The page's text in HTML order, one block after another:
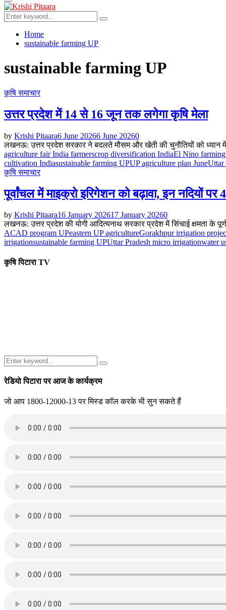
Primary
Menu
Search
for:
Search
Home
sustainable farming UP
sustainable farming UP
कृषि समाचार
उत्तर प्रदेश में 14 से 16 जून तक लगेगा कृषि मेला
by Krishi Pitaara6 June 20266 June 20260
लखनऊ: उत्तर प्रदेश सरकार ने बदलते मौसम और खेती की चुनौतियों को ध्यान
agriculture fair India farmerscrop diversification IndiaEl Nino
cultivation Indiasustainable farming UPUP agriculture plan JuneUttar
कृषि समाचार
पूर्वांचल में माइक्रो इरिगेशन को बढ़ावा, इन नदियों
by Krishi Pitaara16 January 202617 January 20260
लखनऊ: उत्तर प्रदेश की योगी आदित्यनाथ सरकार प्रदेश में सिंचाई क्षमता के
ACAD program UPeastern UP agricultureGorakhpur irrigation
irrigationsustainable farming UPUttar Pradesh micro irrigationwater
कृषि पिटारा TV
Search
for:
Search
रेडियो पिटारा पर आज के कार्यक्रम
जो आप 1800-12000-13 पर मिस्ड कॉल करके भी सुन सकते हैं